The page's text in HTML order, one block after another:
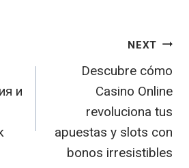
и
NEXT
Descubre cómo
Casino Online
revoluciona tus
apuestas y slots con
bonos irresistibles